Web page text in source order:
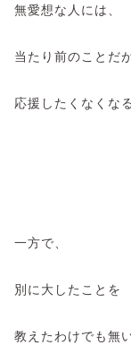
無愛想な人には、
当たり前のことだが
応援したくなくなる
一方で、
別に大したことを
教えたわけでも無